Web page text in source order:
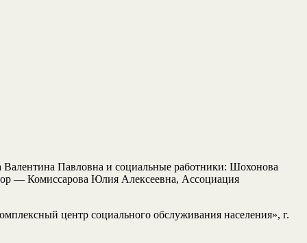
Павловна и социальные работники: Шохонова
— Комиссарова Юлия Алексеевна, Ассоциация
центр социального обслуживания населения», г.